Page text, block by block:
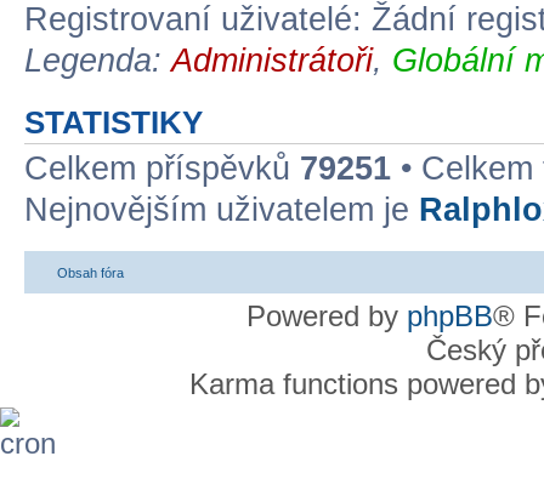
Registrovaní uživatelé: Žádní
Legenda:Administrátoři, Globální
STATISTIKY
Celkem příspěvků 79251 •
Nejnovějším uživatelem je
Obsah fóra
Powered by phpBB®
Český
Karma functions powered